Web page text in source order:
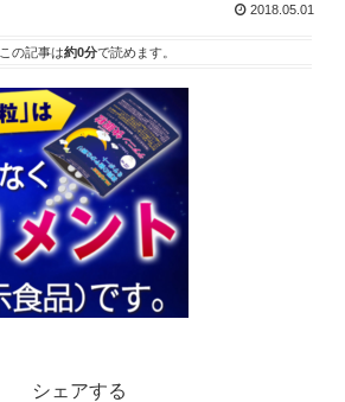
2018.05.01
この記事は約0分で読めます。
シェアする